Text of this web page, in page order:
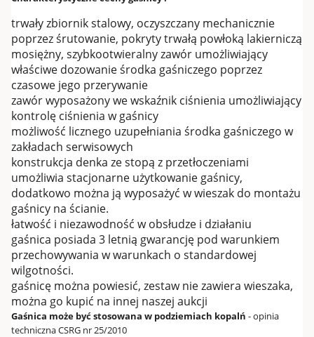
trwały zbiornik stalowy, oczyszczany mechanicznie
poprzez śrutowanie, pokryty trwałą powłoką lakierniczą
mosiężny, szybkootwieralny zawór umożliwiający
właściwe dozowanie środka gaśniczego poprzez
czasowe jego przerywanie
zawór wyposażony we wskaźnik ciśnienia umożliwiający
kontrolę ciśnienia w gaśnicy
możliwość licznego uzupełniania środka gaśniczego w
zakładach serwisowych
konstrukcja denka ze stopą z przetłoczeniami
umożliwia stacjonarne użytkowanie gaśnicy,
dodatkowo można ją wyposażyć w wieszak do montażu
gaśnicy na ścianie.
łatwość i niezawodność w obsłudze i działaniu
gaśnica posiada 3 letnią gwarancję pod warunkiem
przechowywania w warunkach o standardowej
wilgotności.
gaśnicę można powiesić, zestaw nie zawiera wieszaka,
można go kupić na innej naszej aukcji
Gaśnica może być stosowana w podziemiach kopalń - opinia
techniczna CSRG nr 25/2010